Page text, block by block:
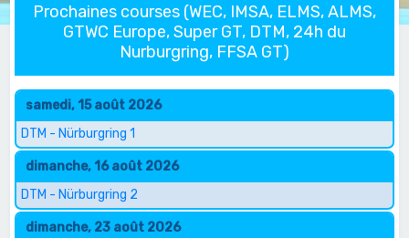
Prochaines courses (WEC, IMSA, ELMS, ALMS,
GTWC Europe, Super GT, DTM, 24h du
Nurburgring, FFSA GT)
samedi, 15 août 2026
DTM - Nürburgring 1
dimanche, 16 août 2026
DTM - Nürburgring 2
dimanche, 23 août 2026